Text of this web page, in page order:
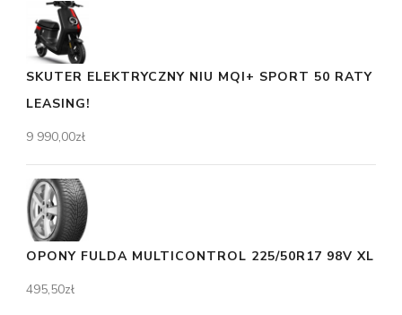
SKUTER ELEKTRYCZNY NIU MQI+ SPORT 50 RATY
LEASING!
9 990,00zł
OPONY FULDA MULTICONTROL 225/50R17 98V XL
495,50zł